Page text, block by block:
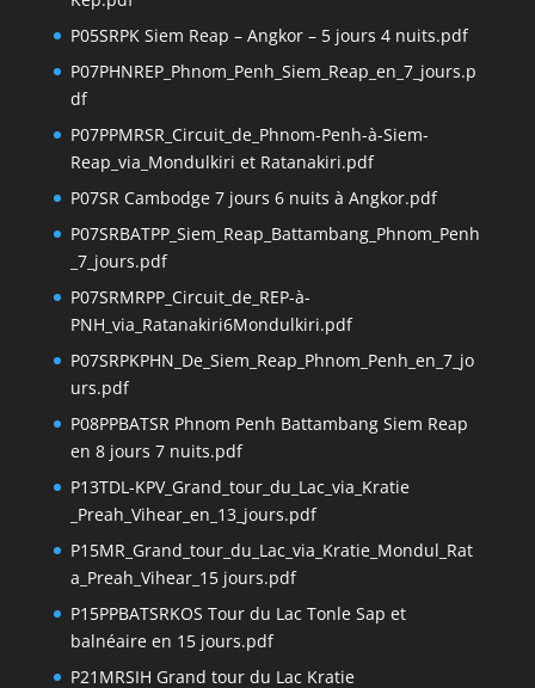
P05SRPK Siem Reap – Angkor – 5 jours 4 nuits.pdf
P07PHNREP_Phnom_Penh_Siem_Reap_en_7_jours.p
df
P07PPMRSR_Circuit_de_Phnom-Penh-à-Siem-
Reap_via_Mondulkiri et Ratanakiri.pdf
P07SR Cambodge 7 jours 6 nuits à Angkor.pdf
P07SRBATPP_Siem_Reap_Battambang_Phnom_Penh
_7_jours.pdf
P07SRMRPP_Circuit_de_REP-à-
PNH_via_Ratanakiri6Mondulkiri.pdf
P07SRPKPHN_De_Siem_Reap_Phnom_Penh_en_7_jo
urs.pdf
P08PPBATSR Phnom Penh Battambang Siem Reap
en 8 jours 7 nuits.pdf
P13TDL-KPV_Grand_tour_du_Lac_via_Kratie
_Preah_Vihear_en_13_jours.pdf
P15MR_Grand_tour_du_Lac_via_Kratie_Mondul_Rat
a_Preah_Vihear_15 jours.pdf
P15PPBATSRKOS Tour du Lac Tonle Sap et
balnéaire en 15 jours.pdf
P21MRSIH Grand tour du Lac Kratie